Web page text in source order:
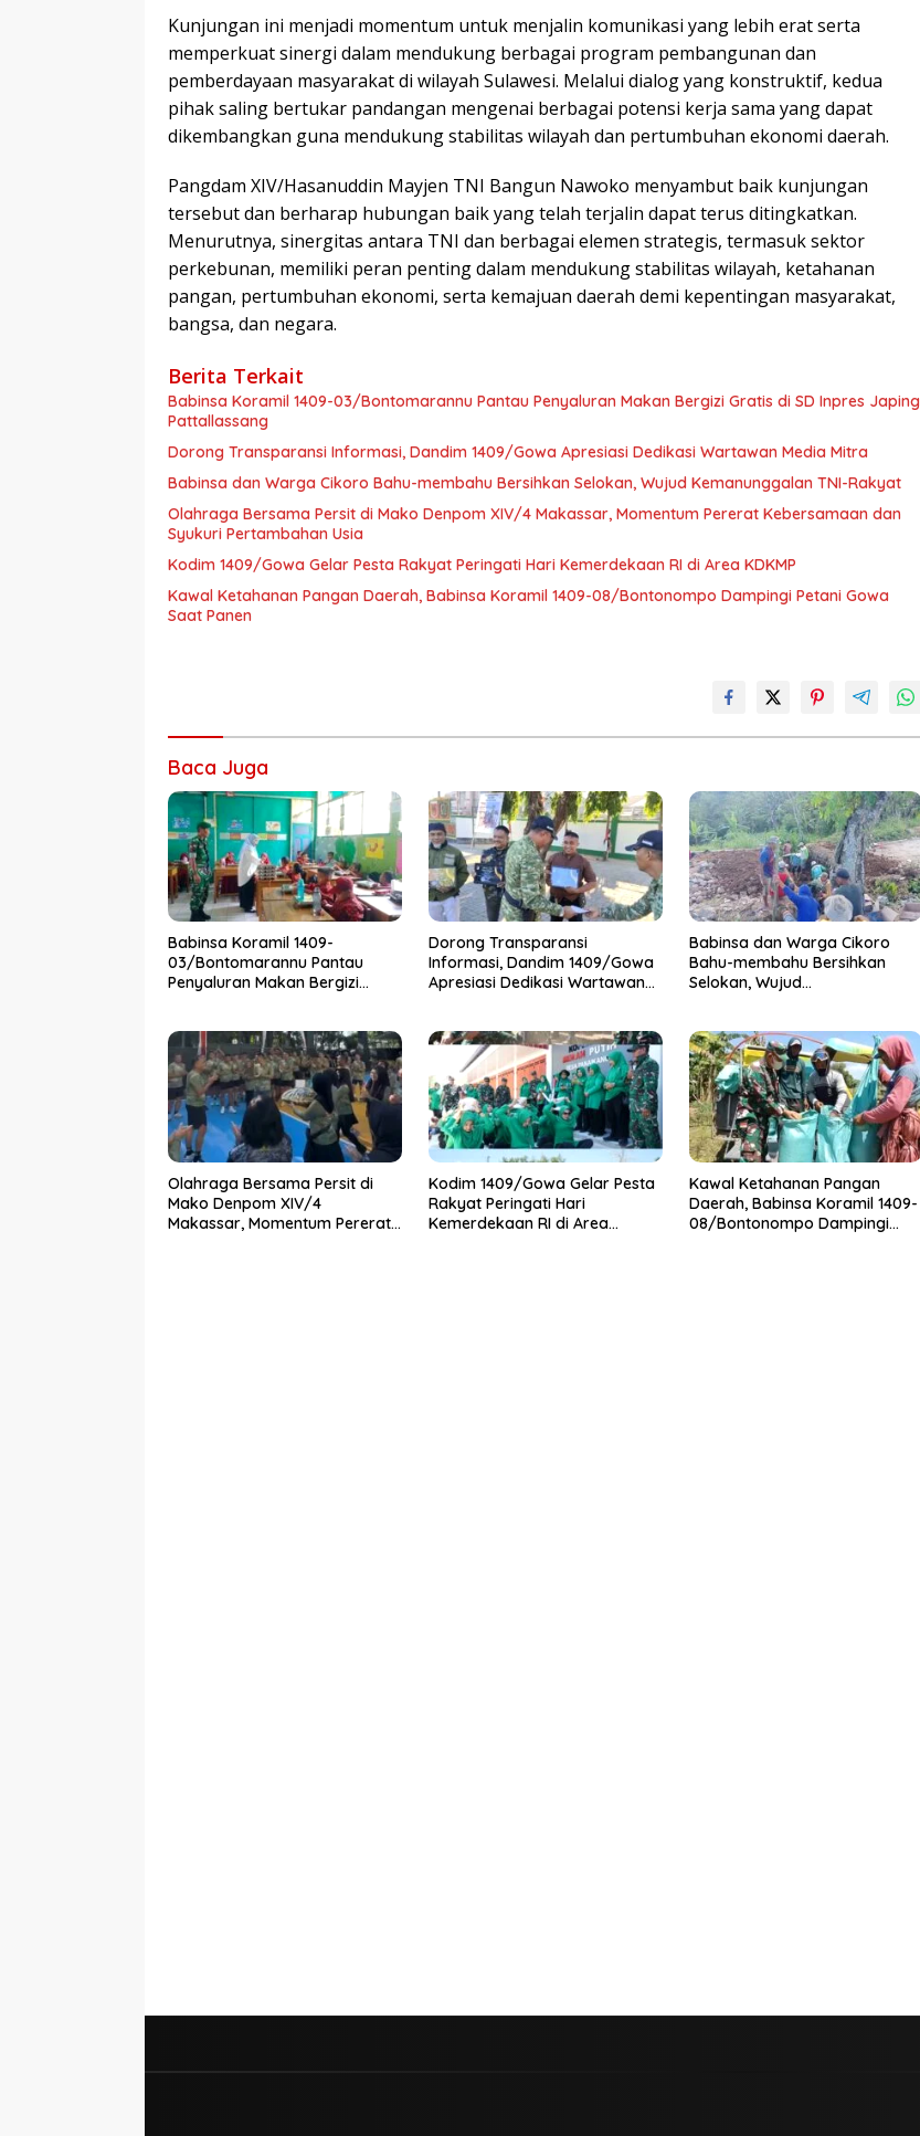
Kunjungan ini menjadi momentum untuk menjalin komunikasi yang lebih erat serta
memperkuat sinergi dalam mendukung berbagai program pembangunan dan
pemberdayaan masyarakat di wilayah Sulawesi. Melalui dialog yang konstruktif, kedua
pihak saling bertukar pandangan mengenai berbagai potensi kerja sama yang dapat
dikembangkan guna mendukung stabilitas wilayah dan pertumbuhan ekonomi daerah.
Pangdam XIV/Hasanuddin Mayjen TNI Bangun Nawoko menyambut baik kunjungan
tersebut dan berharap hubungan baik yang telah terjalin dapat terus ditingkatkan.
Menurutnya, sinergitas antara TNI dan berbagai elemen strategis, termasuk sektor
perkebunan, memiliki peran penting dalam mendukung stabilitas wilayah, ketahanan
pangan, pertumbuhan ekonomi, serta kemajuan daerah demi kepentingan masyarakat,
bangsa, dan negara.
Berita Terkait
Babinsa Koramil 1409-03/Bontomarannu Pantau Penyaluran Makan Bergizi Gratis di SD Inpres Japing
Pattallassang
Dorong Transparansi Informasi, Dandim 1409/Gowa Apresiasi Dedikasi Wartawan Media Mitra
Babinsa dan Warga Cikoro Bahu-membahu Bersihkan Selokan, Wujud Kemanunggalan TNI-Rakyat
Olahraga Bersama Persit di Mako Denpom XIV/4 Makassar, Momentum Pererat Kebersamaan dan
Syukuri Pertambahan Usia
Kodim 1409/Gowa Gelar Pesta Rakyat Peringati Hari Kemerdekaan RI di Area KDKMP
Kawal Ketahanan Pangan Daerah, Babinsa Koramil 1409-08/Bontonompo Dampingi Petani Gowa
Saat Panen
Baca Juga
Babinsa Koramil 1409-
03/Bontomarannu Pantau
Penyaluran Makan Bergizi
Dorong Transparansi
Informasi, Dandim 1409/Gowa
Apresiasi Dedikasi Wartawan
Babinsa dan Warga Cikoro
Bahu-membahu Bersihkan
Selokan, Wujud
Olahraga Bersama Persit di
Mako Denpom XIV/4
Makassar, Momentum Pererat
Kodim 1409/Gowa Gelar Pesta
Rakyat Peringati Hari
Kemerdekaan RI di Area
Kawal Ketahanan Pangan
Daerah, Babinsa Koramil 1409-
08/Bontonompo Dampingi